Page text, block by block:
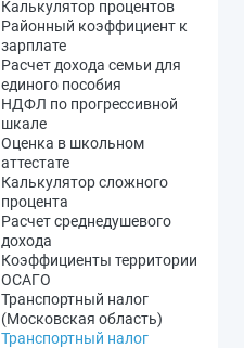
Перерасчет цен при смене
ставки НДС с 20 на 22%
Перерасчет цен на НДС 22%
Декретные
Налог на прибыль
Налог на имущество
Лимит остатка кассы
Оплата по больничному
Отпускные
Компенсация за задержку
зарплаты
Зарплата по окладу
Расчет компенсации за
сверхурочную работу
Возраст снятия с
воинского учета
электронного аукциона по
44-ФЗ
Сроки запроса котировок
по 44-ФЗ
Расчет стоимости
банковской гарантии
Калькулятор процентов
Районный коэффициент к
зарплате
Расчет дохода семьи для
единого пособия
НДФЛ по прогрессивной
шкале
Оценка в школьном
аттестате
Калькулятор сложного
процента
Расчет среднедушевого
дохода
Коэффициенты территории
ОСАГО
Транспортный налог
(Московская область)
Транспортный налог